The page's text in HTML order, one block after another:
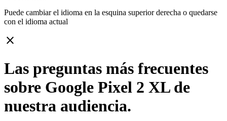
Puede cambiar el idioma en la esquina superior derecha o quedarse
con el idioma actual
close
Las preguntas más frecuentes
sobre Google Pixel 2 XL de
nuestra audiencia.